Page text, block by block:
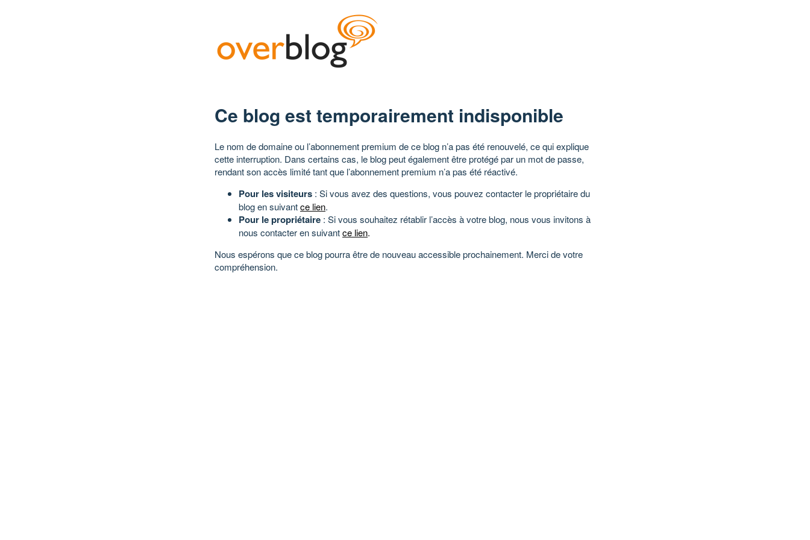
Ce blog est temporairement indisponible
Le nom de domaine ou l’abonnement premium de ce blog n’a pas été renouvelé, ce qui explique
cette interruption. Dans certains cas, le blog peut également être protégé par un mot de passe,
rendant son accès limité tant que l’abonnement premium n’a pas été réactivé.
Pour les visiteurs : Si vous avez des questions, vous pouvez contacter le propriétaire du
blog en suivantce lien.
Pour le propriétaire : Si vous souhaitez rétablir l’accès à votre blog, nous vous invitons à
nous contacter en suivantce lien.
Nous espérons que ce blog pourra être de nouveau accessible prochainement. Merci de votre
compréhension.